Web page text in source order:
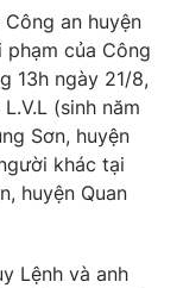
an huyện
của Công
13h ngày 21/8,
(sinh năm
Sơn, huyện
khác tại
huyện Quan
Lệnh và anh